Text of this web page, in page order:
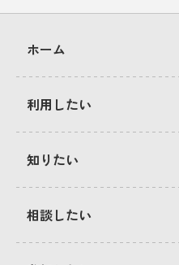
ホーム
利用したい
知りたい
相談したい